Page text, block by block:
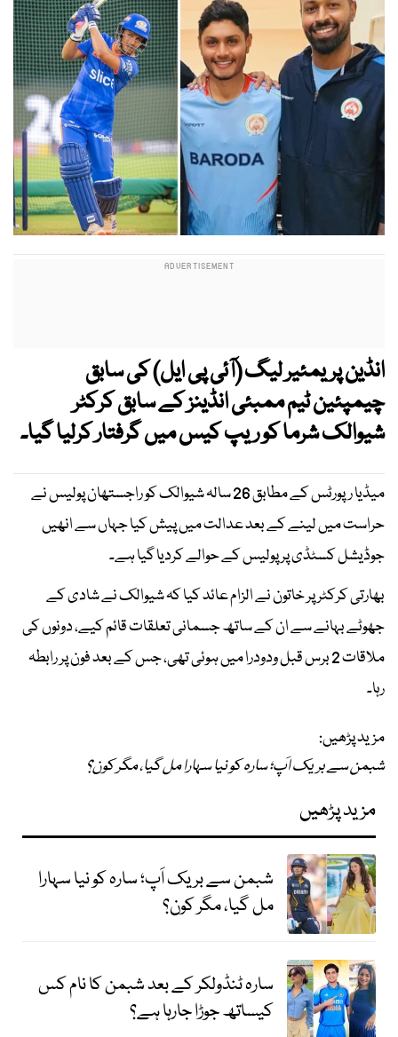
انڈین پریمئیر لیگ (آئی پی ایل) کی سابق
چیمپئین ٹیم ممبئی انڈینز کے سابق کرکٹر
شیوالک شرما کو ریپ کیس میں گرفتار کرلیا گیا۔
میڈیا رپورٹس کے مطابق 26 سالہ شیوالک کو راجستھان پولیس نے
حراست میں لینے کے بعد عدالت میں پیش کیا جہاں سے انھیں
جوڈیشل کسٹڈی پر پولیس کے حوالے کردیا گیا ہے۔
بھارتی کرکٹر پر خاتون نے الزام عائد کیا کہ شیوالک نے شادی کے
جھوٹے بہانے سے ان کے ساتھ جسمانی تعلقات قائم کیے، دونوں کی
ملاقات 2 برس قبل ودودرا میں ہوئی تھی، جس کے بعد فون پر رابطہ
رہا۔
مزید پڑھیں:
شبمن سے بریک اَپ؛ سارہ کو نیا سہارا مل گیا، مگر کون؟
مزید پڑھیں
شبمن سے بریک اَپ؛ سارہ کو نیا سہارا
مل گیا، مگر کون؟
سارہ ٹنڈولکر کے بعد شبمن کا نام کس
کیساتھ جوڑا جارہا ہے؟